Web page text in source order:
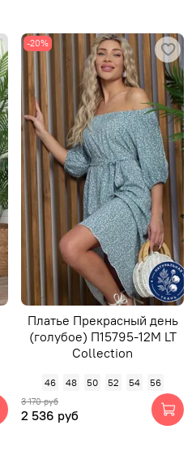
-20%
Платье Прекрасный день
(голубое) П15795-12М LT
Collection
46 48 50 52 54 56
3 170 руб
2 536 руб